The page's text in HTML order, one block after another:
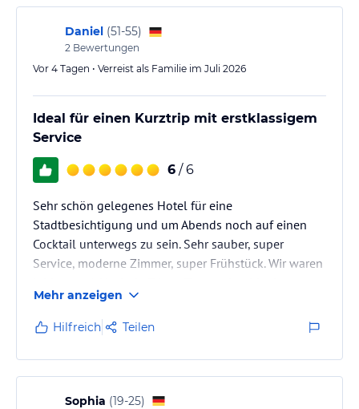
Wi-Fi Zugang in allen Zimmern befindet sich auf einem Belenzani
und in allen Bereichen des Hotels
Kostenlose Gepäckaufbewahrung Service für Kunden
Rund um die Uhr offen mit Nachtportier
Fahrraddepot
Skiaufbewahrung
Weckservice
Kinderbett für Kinder bis 3 Jahre auf Anfrage
Haustiere sind willkommen in unserem Hotel (in Ihrem Zimmer
Hinweis: Allgemeine und unverbindliche
Hoteliers-/Veranstalter-/Kataloginformationen. Alle Angaben
ohne Gewähr und ohne Prüfung durch HolidayCheck. Bitte
jeweiligen Veranstalters.
Daniel (51-55)
2 Bewertungen
Vor 4 Tagen • Verreist als Familie im Juli 2026
Ideal für einen Kurztrip mit erstklassigem
Service
6 / 6
Sehr schön gelegenes Hotel für eine
Stadtbesichtigung und um Abends noch auf einen
Cocktail unterwegs zu sein. Sehr sauber, super
Service, moderne Zimmer, super Frühstück. Wir waren
man auch länger gerne bleiben. Wie waren positiv
überrascht und kommen sehr gerne wieder.
Mehr anzeigen
Hilfreich Teilen
Sophia (19-25)